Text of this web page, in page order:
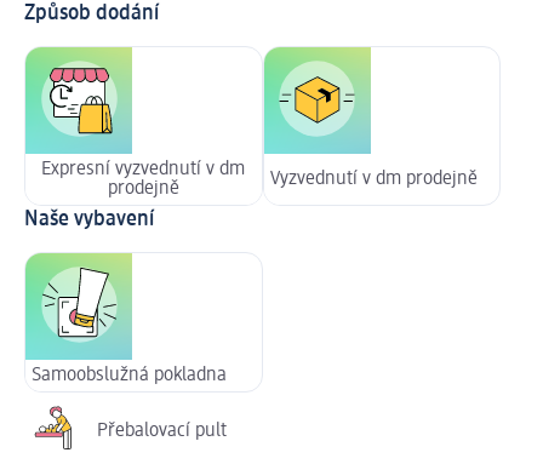
Způsob dodání
Expresní vyzvednutí v dm
prodejně
Vyzvednutí v dm prodejně
Naše vybavení
Samoobslužná pokladna
Přebalovací pult